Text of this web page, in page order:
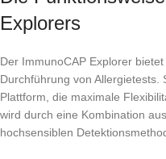
Explorers
Der ImmunoCAP Explorer
Durchführung von Allergietests.
Plattform, die maximale
wird durch eine Kombination
hochsensiblen